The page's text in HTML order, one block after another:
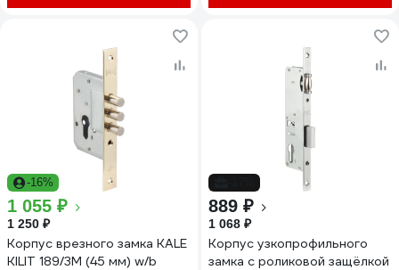
-16%
1 055 ₽
1 250 ₽
Корпус врезного замка KALE
KILIT 189/3M (45 мм) w/b
889 ₽
1 068 ₽
Корпус узкопрофильного
замка с роликовой защёлкой